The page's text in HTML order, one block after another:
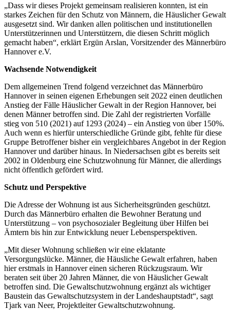
„Dass wir dieses Projekt gemeinsam realisieren konnten, ist ein
starkes Zeichen für den Schutz von Männern, die Häuslicher Gewalt
ausgesetzt sind. Wir danken allen politischen und institutionellen
Unterstützerinnen und Unterstützern, die diesen Schritt möglich
gemacht haben“, erklärt Ergün Arslan, Vorsitzender des Männerbüro
Hannover e.V.
Wachsende Notwendigkeit
Dem allgemeinen Trend folgend verzeichnet das Männerbüro
Hannover in seinen eigenen Erhebungen seit 2022 einen deutlichen
Anstieg der Fälle Häuslicher Gewalt in der Region Hannover, bei
denen Männer betroffen sind. Die Zahl der registrierten Vorfälle
stieg von 510 (2021) auf 1293 (2024) – ein Anstieg von über 150%.
Auch wenn es hierfür unterschiedliche Gründe gibt, fehlte für diese
Gruppe Betroffener bisher ein vergleichbares Angebot in der Region
Hannover und darüber hinaus. In Niedersachsen gibt es bereits seit
2002 in Oldenburg eine Schutzwohnung für Männer, die allerdings
nicht öffentlich gefördert wird.
Schutz und Perspektive
Die Adresse der Wohnung ist aus Sicherheitsgründen geschützt.
Durch das Männerbüro erhalten die Bewohner Beratung und
Unterstützung – von psychosozialer Begleitung über Hilfen bei
Ämtern bis hin zur Entwicklung neuer Lebensperspektiven.
„Mit dieser Wohnung schließen wir eine eklatante
Versorgungslücke. Männer, die Häusliche Gewalt erfahren, haben
hier erstmals in Hannover einen sicheren Rückzugsraum. Wir
beraten seit über 20 Jahren Männer, die von Häuslicher Gewalt
betroffen sind. Die Gewaltschutzwohnung ergänzt als wichtiger
Baustein das Gewaltschutzsystem in der Landeshauptstadt“, sagt
Tjark van Neer, Projektleiter Gewaltschutzwohnung.